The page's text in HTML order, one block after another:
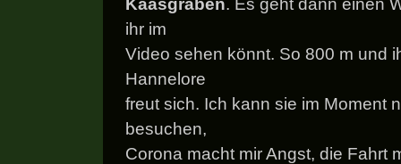
Kaasgraben. Es geht dann einen
ihr im
Video sehen könnt. So 800 m und
Hannelore
freut sich. Ich kann sie im Moment
besuchen,
Corona macht mir Angst, die Fahrt